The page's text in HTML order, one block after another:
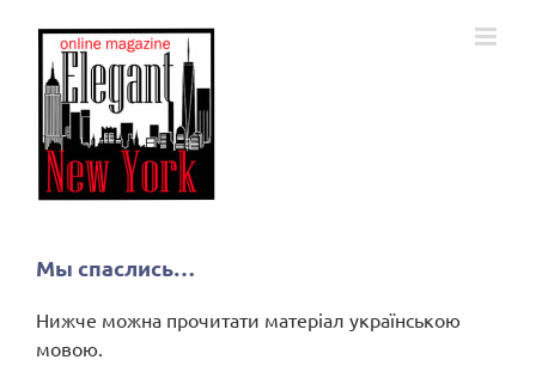
Мы спаслись…
Нижче можна прочитати матеріал українською
мовою.